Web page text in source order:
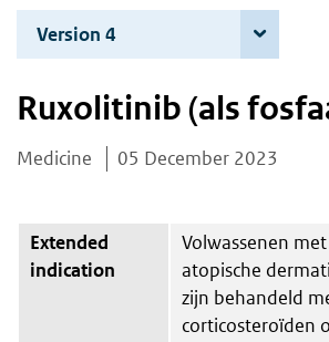
are
here:
Version 4
Ruxolitinib (als
Medicine 05 December 2023
Extended
indication
Volwassenen
atopische
zijn behandeld
corticosteroïden